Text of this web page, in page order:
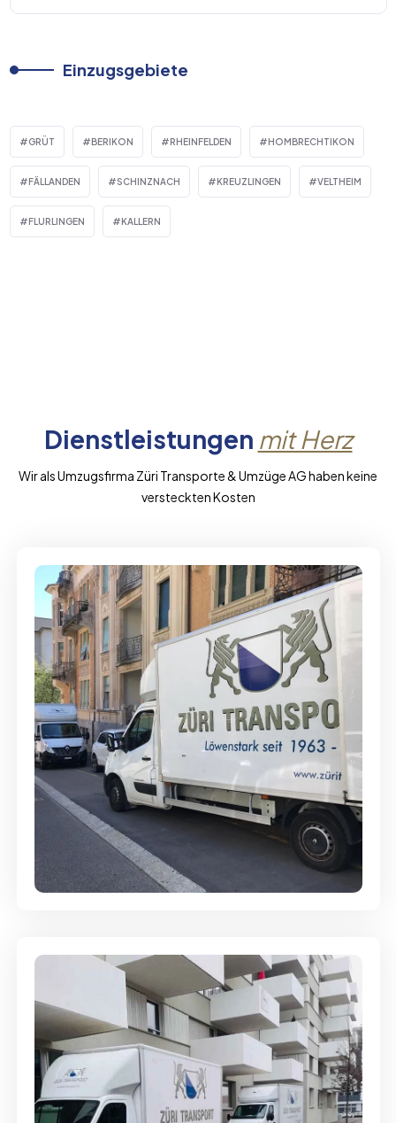
Einzugsgebiete
GRÜT BERIKON RHEINFELDEN HOMBRECHTIKON
FÄLLANDEN SCHINZNACH KREUZLINGEN VELTHEIM
FLURLINGEN KALLERN
Dienstleistungen mit Herz
Wir als Umzugsfirma Züri Transporte & Umzüge AG haben keine
versteckten Kosten
Full-Service - Für Privatumzüge